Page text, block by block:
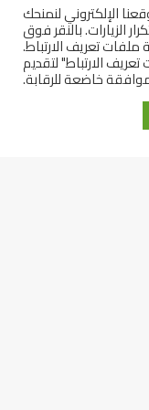
الإلكتروني لنمنحك
الزيارات. بالنقر فوق
تعريف الارتباط.
الارتباط" لتقديم
خاضعة للرقابة.